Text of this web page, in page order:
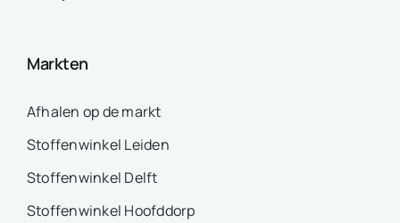
Markten
Afhalen op de markt
Stoffenwinkel Leiden
Stoffenwinkel Delft
Stoffenwinkel Hoofddorp